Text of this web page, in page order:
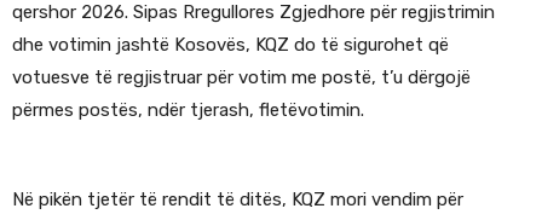
qershor 2026. Sipas Rregullores Zgjedhore për regjistrimin
dhe votimin jashtë Kosovës, KQZ do të sigurohet që
votuesve të regjistruar për votim me postë, t’u dërgojë
përmes postës, ndër tjerash, fletëvotimin.
Në pikën tjetër të rendit të ditës, KQZ mori vendim për